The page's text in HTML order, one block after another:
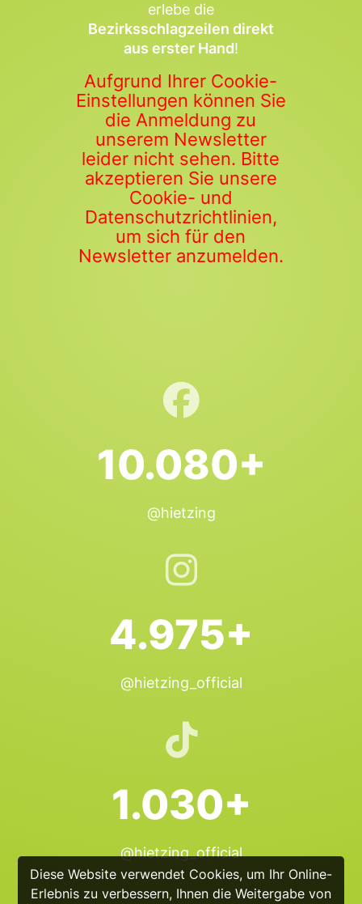
Diese Website verwendet Cookies, um Ihr Online-
Erlebnis zu verbessern, Ihnen die Weitergabe von
erlebe die
Bezirksschlagzeilen direkt
aus erster Hand!
Aufgrund Ihrer Cookie-
Einstellungen können Sie
die Anmeldung zu
unserem Newsletter
leider nicht sehen. Bitte
akzeptieren Sie unsere
Cookie- und
Datenschutzrichtlinien,
um sich für den
Newsletter anzumelden.
10.080+
@hietzing
4.975+
@hietzing_official
1.030+
@hietzing_official